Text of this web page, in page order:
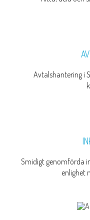
Avtalshantering i
Smidigt genomförda
enlighet